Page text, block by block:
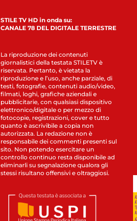
STILE TV HD in onda su:
CANALE 78 DEL DIGITALE TERRESTRE
La riproduzione dei contenuti
giornalistici della testata STILETV è
riservata. Pertanto, è vietata la
riproduzione e l’uso, anche parziale, di
testi, fotografie, contenuti audio/video,
filmati, loghi, grafiche aziendali e
pubblicitarie, con qualsiasi dispositivo
elettronico/digitale o per mezzo di
fotocopie, registrazioni, cover e tutto
quanto è ascrivibile a copia non
autorizzata. La redazione non è
responsabile dei commenti presenti sul
sito. Non potendo esercitare un
controllo continuo resta disponibile ad
eliminarli su segnalazione qualora gli
stessi risultano offensivi e oltraggiosi.